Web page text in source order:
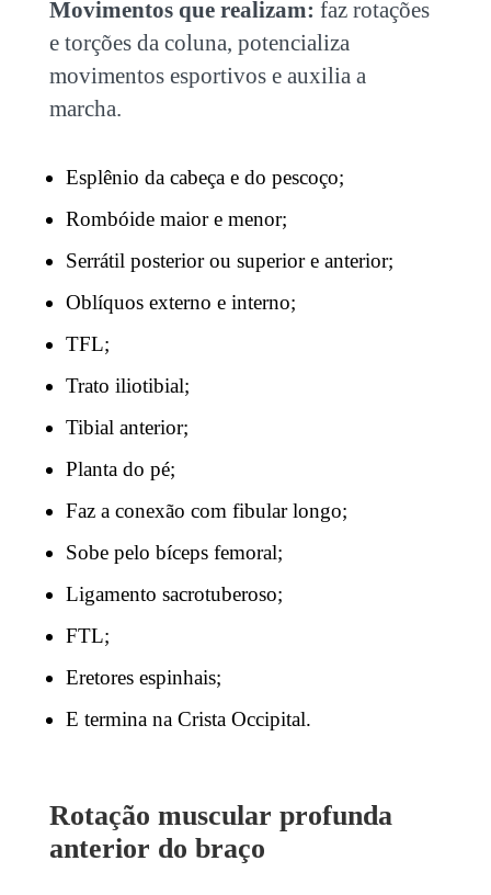
Movimentos que realizam: faz rotações
e torções da coluna, potencializa
movimentos esportivos e auxilia a
marcha.
Esplênio da cabeça e do pescoço;
Rombóide maior e menor;
Serrátil posterior ou superior e anterior;
Oblíquos externo e interno;
TFL;
Trato iliotibial;
Tibial anterior;
Planta do pé;
Faz a conexão com fibular longo;
Sobe pelo bíceps femoral;
Ligamento sacrotuberoso;
FTL;
Eretores espinhais;
E termina na Crista Occipital.
Rotação muscular profunda
anterior do braço